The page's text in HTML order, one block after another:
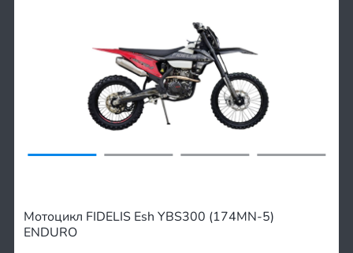
Мотоцикл FIDELIS Esh YBS300 (174MN-5)
ENDURO